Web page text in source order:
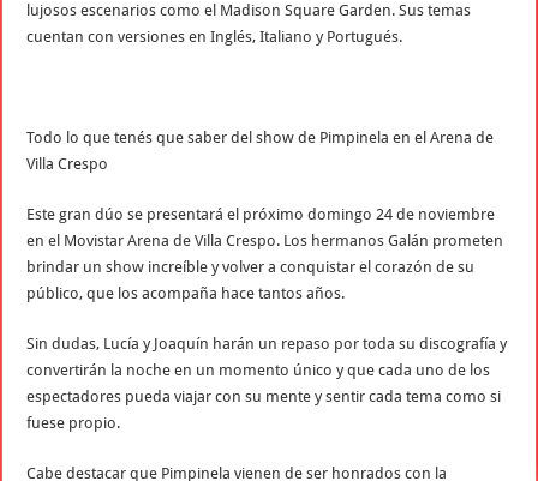
lujosos escenarios como el Madison Square Garden. Sus temas
cuentan con versiones en Inglés, Italiano y Portugués.
Todo lo que tenés que saber del show de Pimpinela en el Arena de
Villa Crespo
Este gran dúo se presentará el próximo domingo 24 de noviembre
en el Movistar Arena de Villa Crespo. Los hermanos Galán prometen
brindar un show increíble y volver a conquistar el corazón de su
público, que los acompaña hace tantos años.
Sin dudas, Lucía y Joaquín harán un repaso por toda su discografía y
convertirán la noche en un momento único y que cada uno de los
espectadores pueda viajar con su mente y sentir cada tema como si
fuese propio.
Cabe destacar que Pimpinela vienen de ser honrados con la